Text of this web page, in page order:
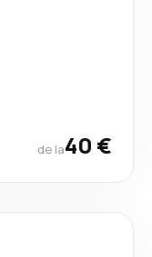
de la40 €